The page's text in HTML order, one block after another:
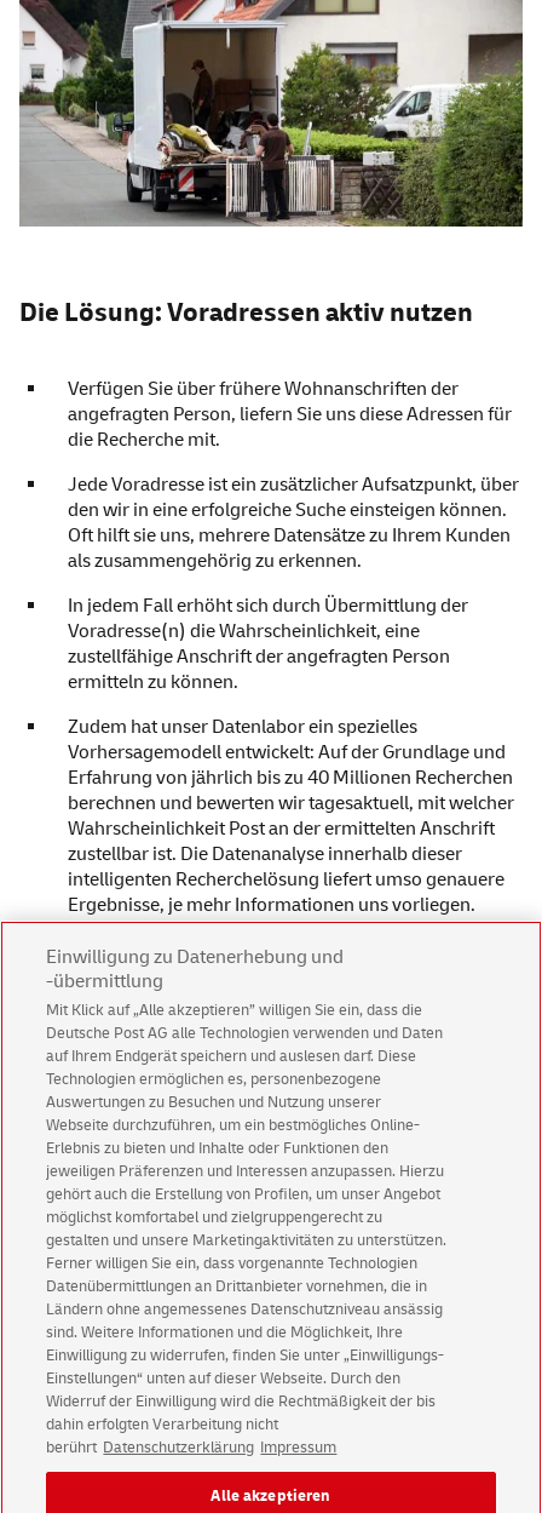
Die Lösung: Voradressen aktiv nutzen
Verfügen Sie über frühere Wohnanschriften der
angefragten Person, liefern Sie uns diese Adressen für
die Recherche mit.
Jede Voradresse ist ein zusätzlicher Aufsatzpunkt, über
den wir in eine erfolgreiche Suche einsteigen können.
Oft hilft sie uns, mehrere Datensätze zu Ihrem Kunden
als zusammengehörig zu erkennen.
In jedem Fall erhöht sich durch Übermittlung der
Voradresse(n) die Wahrscheinlichkeit, eine
zustellfähige Anschrift der angefragten Person
ermitteln zu können.
Zudem hat unser Datenlabor ein spezielles
Vorhersagemodell entwickelt: Auf der Grundlage und
Erfahrung von jährlich bis zu 40 Millionen Recherchen
berechnen und bewerten wir tagesaktuell, mit welcher
Wahrscheinlichkeit Post an der ermittelten Anschrift
zustellbar ist. Die Datenanalyse innerhalb dieser
intelligenten Recherchelösung liefert umso genauere
Ergebnisse, je mehr Informationen uns vorliegen.
Mehr erfahren?
Lesen Sie mehr in unseremInfoblatt „Voradressen“
mailen Sie uns ansales@postadress.de.
Zurück zum Lösungsfinder
E-MailKontakt English version
Impressum Rechtliche Hinweise
Datenschutz
Einwilligung zu Datenerhebung und
-übermittlung
Mit Klick auf „Alle akzeptieren” willigen Sie ein, dass die
Deutsche Post AG alle Technologien verwenden und Daten
auf Ihrem Endgerät speichern und auslesen darf. Diese
Technologien ermöglichen es, personenbezogene
Auswertungen zu Besuchen und Nutzung unserer
Webseite durchzuführen, um ein bestmögliches Online-
Erlebnis zu bieten und Inhalte oder Funktionen den
jeweiligen Präferenzen und Interessen anzupassen. Hierzu
gehört auch die Erstellung von Profilen, um unser Angebot
möglichst komfortabel und zielgruppengerecht zu
gestalten und unsere Marketingaktivitäten zu unterstützen.
Ferner willigen Sie ein, dass vorgenannte Technologien
Datenübermittlungen an Drittanbieter vornehmen, die in
Ländern ohne angemessenes Datenschutzniveau ansässig
sind. Weitere Informationen und die Möglichkeit, Ihre
Einwilligung zu widerrufen, finden Sie unter „Einwilligungs-
Einstellungen“ unten auf dieser Webseite. Durch den
Widerruf der Einwilligung wird die Rechtmäßigkeit der bis
dahin erfolgten Verarbeitung nicht
berührt Datenschutzerklärung Impressum
Alle akzeptieren